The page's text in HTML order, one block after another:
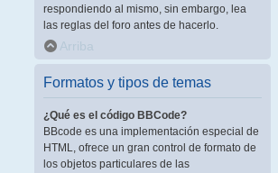
respondiendo al mismo, sin embargo, lea
las reglas del foro antes de hacerlo.
Arriba
Formatos y tipos de temas
¿Qué es el código BBCode?
BBcode es una implementación especial de
HTML, ofrece un gran control de formato de
los objetos particulares de las